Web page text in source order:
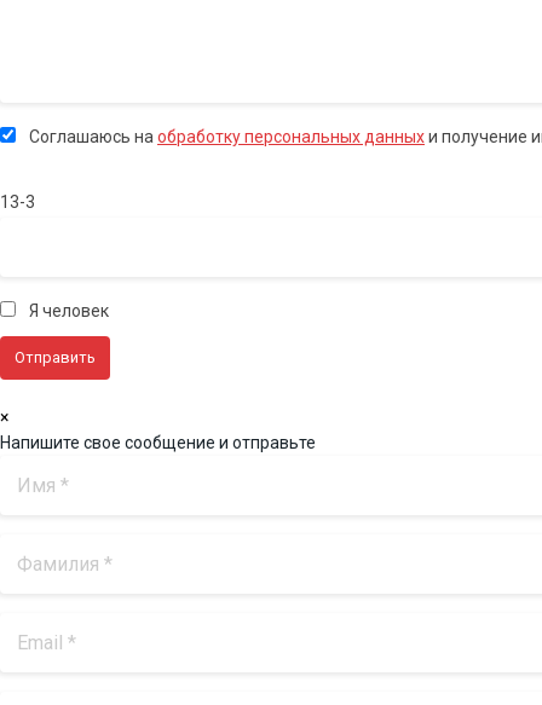
Соглашаюсь на обработку персональных данныхи получение
13-3
Я человек
×
Напишите свое сообщение и отправьте